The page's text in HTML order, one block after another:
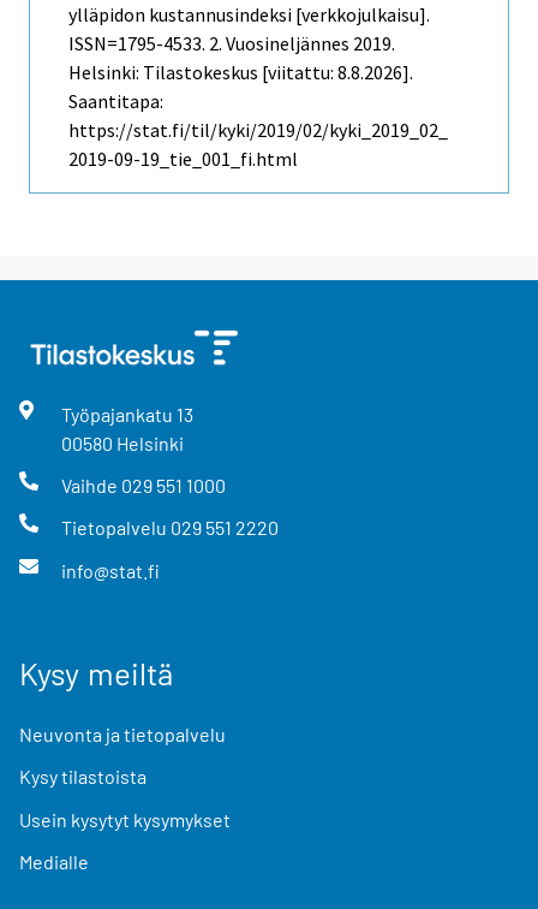
ylläpidon kustannusindeksi [verkkojulkaisu].
ISSN=1795-4533. 2. Vuosineljännes 2019.
Helsinki: Tilastokeskus [viitattu: 8.8.2026].
Saantitapa:
https://stat.fi/til/kyki/2019/02/kyki_2019_02_
2019-09-19_tie_001_fi.html
Työpajankatu 13
00580 Helsinki
Vaihde 029 551 1000
Tietopalvelu 029 551 2220
info@stat.fi
Kysy meiltä
Neuvonta ja tietopalvelu
Kysy tilastoista
Usein kysytyt kysymykset
Medialle